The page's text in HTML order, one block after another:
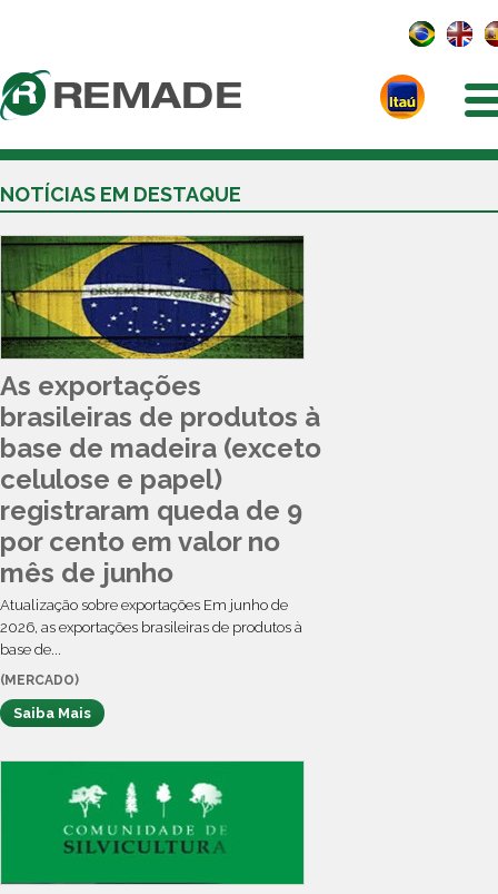
NOTÍCIAS EM DESTAQUE
As exportações
brasileiras de produtos à
base de madeira (exceto
celulose e papel)
registraram queda de 9
por cento em valor no
mês de junho
Atualização sobre exportações Em junho de
2026, as exportações brasileiras de produtos à
base de...
(MERCADO)
Saiba Mais